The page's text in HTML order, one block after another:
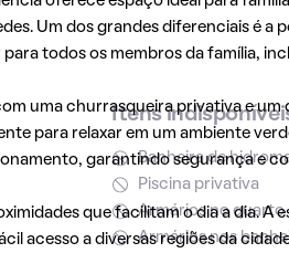
Um dos grandes diferenciais é a
todos os membros da família,
uma churrasqueira privativa e
para relaxar em um ambiente
garantindo segurança e
que facilitam o dia a dia. A
acesso a diversas regiões da
Itens
Banheira de
Piscina privativa
Armários no quarto
Armários nos